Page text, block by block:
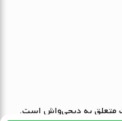
متعلق به دیجی‌واش است.